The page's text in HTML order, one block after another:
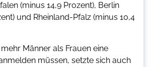
(minus 14,9 Prozent), Berlin
und Rheinland-Pfalz (minus 10,4
Männer als Frauen eine
müssen, setzte sich auch